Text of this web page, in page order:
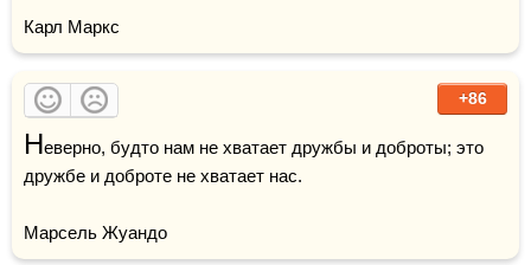
Карл Маркс
+86
Неверно, будто нам не хватает дружбы и доброты; это
дружбе и доброте не хватает нас.
Марсель Жуандо